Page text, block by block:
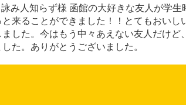
み人知らず様 函館の大好きな友人が学生
来ることができました！！とてもおい
した。今はもう中々あえない友人だけ
た。ありがとうございました。